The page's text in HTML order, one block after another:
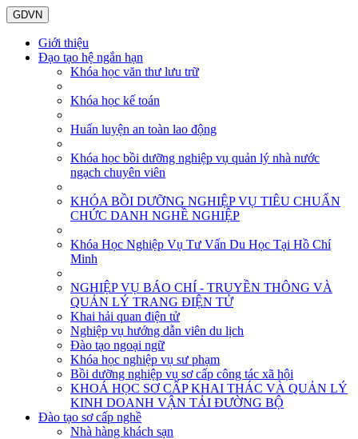
GDVN
Giới thiệu
Đạo tạo hệ ngắn hạn
Khóa học văn thư lưu trữ
Khóa học kế toán
Huấn luyện an toàn lao động
Khóa học bồi dưỡng nghiệp vụ quản lý nhà nước
ngạch chuyên viên
KHÓA BỒI DƯỠNG NGHIỆP VỤ TIÊU CHUẨN
CHỨC DANH NGHỀ NGHIỆP
Khóa Học Nghiệp Vụ Tư Vấn Du Học Tại Hồ Chí
Minh
NGHIỆP VỤ BÁO CHÍ - TRUYỀN THÔNG VÀ
QUẢN LÝ TRANG ĐIỆN TỬ
Khai hải quan điện tử
Nghiệp vụ hướng dẫn viên du lịch
Đào tạo ngoại ngữ
Khóa học nghiệp vụ sư phạm
Bồi dưỡng nghiệp vụ sơ cấp công tác xã hội
KHOÁ HỌC SƠ CẤP KHAI THÁC VÀ QUẢN LÝ
KINH DOANH VẬN TẢI ĐƯỜNG BỘ
Đào tạo sơ cấp nghề
Nhà hàng khách sạn